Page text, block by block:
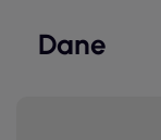
Dane